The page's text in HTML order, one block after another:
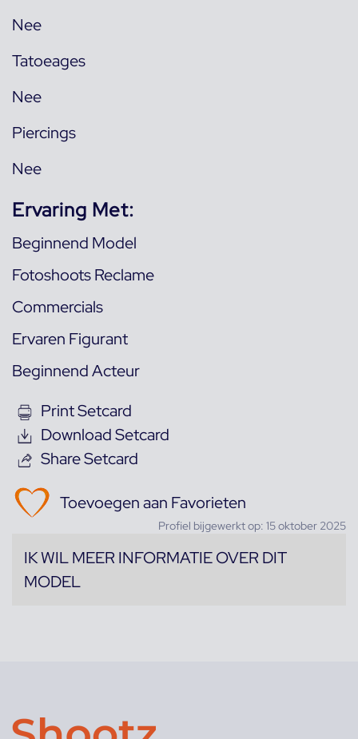
Nee
Tatoeages
Nee
Piercings
Nee
Ervaring Met:
Beginnend Model
Fotoshoots Reclame
Commercials
Ervaren Figurant
Beginnend Acteur
Print Setcard
Download Setcard
Share Setcard
Toevoegen aan Favorieten
Profiel bijgewerkt op: 15 oktober 2025
IK WIL MEER INFORMATIE OVER DIT
MODEL